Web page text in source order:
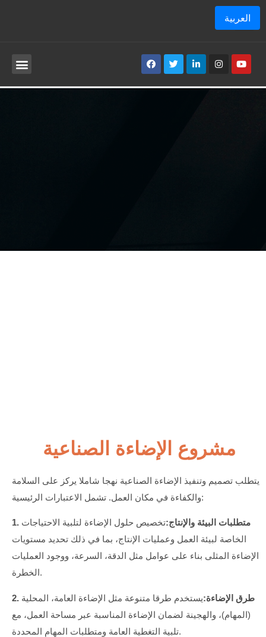
مشروع الإضاءة الصناعية
يتطلب تصميم وتنفيذ الإضاءة الصناعية نهجا شاملا يركز على السلامة
والكفاءة في مكان العمل. تشمل الاعتبارات الرئيسية:
1. متطلبات البيئة والإنتاج:تخصيص حلول الإضاءة لتلبية الاحتياجات
الخاصة لبيئة العمل وعمليات الإنتاج، بما في ذلك تحديد مستويات
الإضاءة المثلى بناء على عوامل مثل الدقة، السرعة، ووجود العمليات
الخطرة.
2. طرق الإضاءة:يستخدم طرقا متنوعة مثل الإضاءة العامة، المحلية
(المهام)، والهجينة لضمان الإضاءة المناسبة عبر مساحة العمل، مع
تلبية التغطية العامة ومتطلبات المهام المحددة.
العربية